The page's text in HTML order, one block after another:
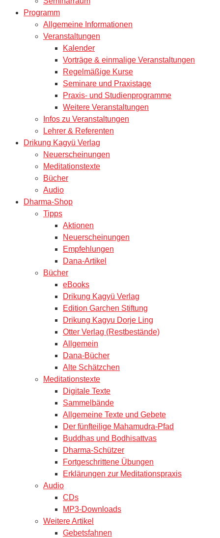
Programm
Allgemeine Informationen
Veranstaltungen
Kalender
Vorträge & einmalige Veranstaltungen
Regelmäßige Kurse
Seminare und Praxistage
Praxis- und Studienprogramme
Weitere Veranstaltungen
Infos zu Veranstaltungen
Lehrer & Referenten
Drikung Kagyü Verlag
Neuerscheinungen
Meditationstexte
Bücher
Audio
Dharma-Shop
Tipps
Aktionen
Neuerscheinungen
Empfehlungen
Dana-Artikel
Bücher
eBooks
Drikung Kagyü Verlag
Edition Garchen Stiftung
Drikung Kagyu Dorje Ling
Otter Verlag (Restbestände)
Allgemein
Dana-Bücher
Alte Schätzchen
Meditationstexte
Digitale Texte
Sammelbände
Allgemeine Texte und Gebete
Der fünfteilige Mahamudra-Pfad
Buddhas und Bodhisattvas
Dharma-Schützer
Fortgeschrittene Übungen
Erklärungen zur Meditationspraxis
Audio
CDs
MP3-Downloads
Weitere Artikel
Gebetsfahnen